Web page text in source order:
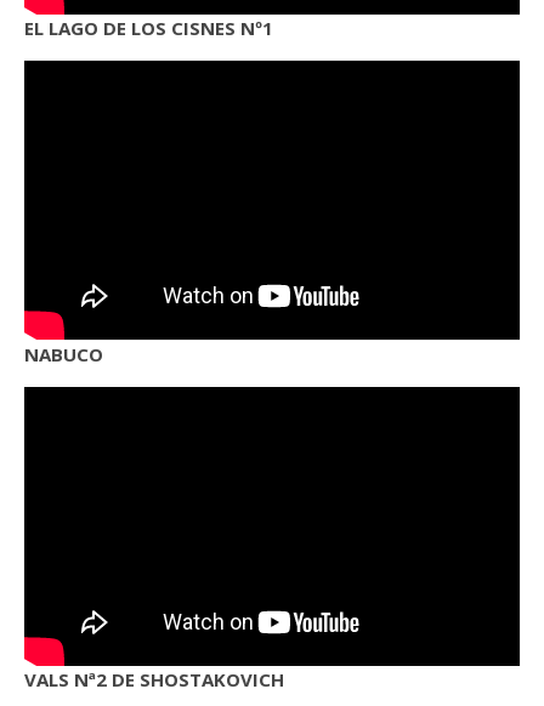
EL LAGO DE LOS CISNES Nº1
NABUCO
VALS Nª2 DE SHOSTAKOVICH